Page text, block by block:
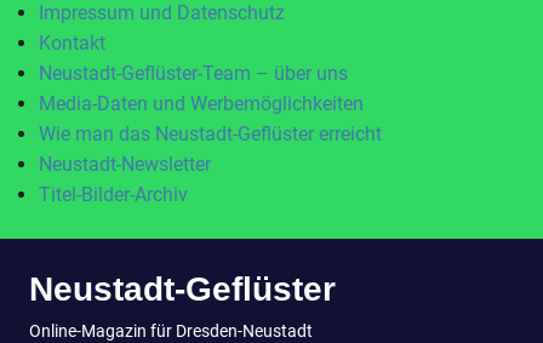
Impressum und Datenschutz
Kontakt
Neustadt-Geflüster-Team – über uns
Media-Daten und Werbemöglichkeiten
Wie man das Neustadt-Geflüster erreicht
Neustadt-Newsletter
Titel-Bilder-Archiv
InhaltNeustadt-Geflüster
Online-Magazin für Dresden-Neustadt